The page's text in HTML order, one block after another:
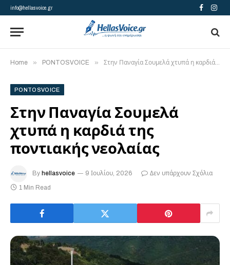
info@hellasvoice.gr Facebook
Home » PONTOSVOICE » Στην Παναγία Σουμελά χτυπά η καρδιά της ποντιακής νεολαίας
PONTOSVOICE
Στην Παναγία Σουμελά
χτυπά η καρδιά της
ποντιακής νεολαίας
By hellasvoice 9 Ιουλίου, 2026
Δεν υπάρχουν Σχόλια
1 Min Read